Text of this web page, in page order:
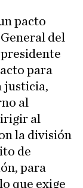
pacto
del
para
justicia,
al
al
la división
de
para
que exige